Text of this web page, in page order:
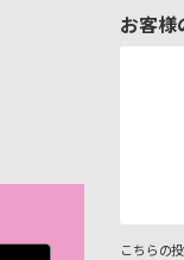
お客様
こちらの